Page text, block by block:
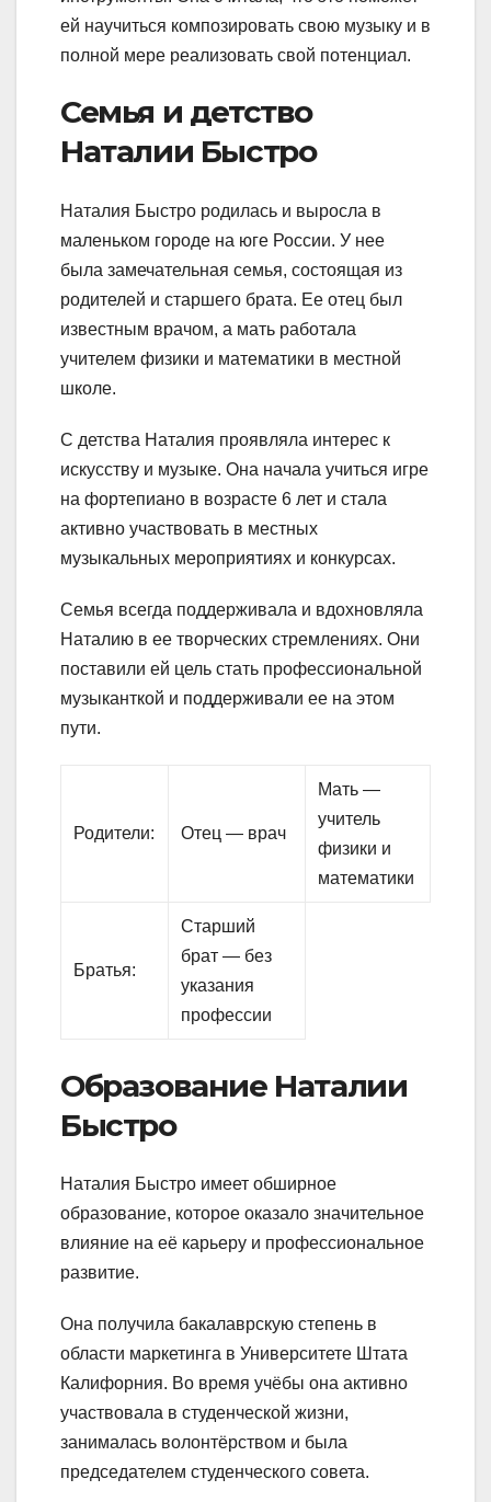
ей научиться композировать свою музыку и в
полной мере реализовать свой потенциал.
Семья и детство
Наталии Быстро
Наталия Быстро родилась и выросла в
маленьком городе на юге России. У нее
была замечательная семья, состоящая из
родителей и старшего брата. Ее отец был
известным врачом, а мать работала
учителем физики и математики в местной
школе.
С детства Наталия проявляла интерес к
искусству и музыке. Она начала учиться игре
на фортепиано в возрасте 6 лет и стала
активно участвовать в местных
музыкальных мероприятиях и конкурсах.
Семья всегда поддерживала и вдохновляла
Наталию в ее творческих стремлениях. Они
поставили ей цель стать профессиональной
музыканткой и поддерживали ее на этом
пути.
Родители: Отец — врач
Мать —
учитель
физики и
математики
Братья:
Старший
брат — без
указания
профессии
Образование Наталии
Быстро
Наталия Быстро имеет обширное
образование, которое оказало значительное
влияние на её карьеру и профессиональное
развитие.
Она получила бакалаврскую степень в
области маркетинга в Университете Штата
Калифорния. Во время учёбы она активно
участвовала в студенческой жизни,
занималась волонтёрством и была
председателем студенческого совета.